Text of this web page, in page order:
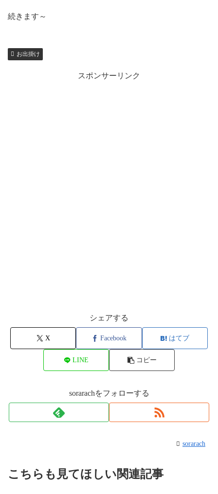
続きます～
お出掛け
スポンサーリンク
シェアする
X Facebook はてブ
LINE コピー
sorarachをフォローする
sorarach
こちらも見てほしい関連記事